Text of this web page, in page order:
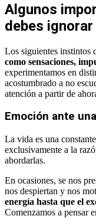
Algunos
debes ignorar
Los siguientes instintos
como sensaciones,
experimentamos en
acostumbrado a no
atención a partir de
Emoción ante
La vida es una
exclusivamente a la
abordarlas.
En ocasiones, se nos
nos despiertan y nos
energía hasta que el
Comenzamos a pensar